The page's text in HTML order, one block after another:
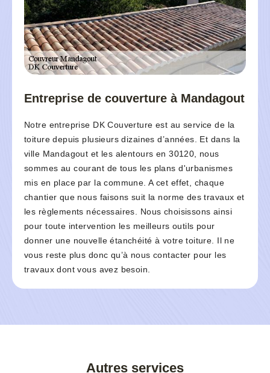
Entreprise de couverture à Mandagout
Notre entreprise DK Couverture est au service de la
toiture depuis plusieurs dizaines d’années. Et dans la
ville Mandagout et les alentours en 30120, nous
sommes au courant de tous les plans d'urbanismes
mis en place par la commune. A cet effet, chaque
chantier que nous faisons suit la norme des travaux et
les règlements nécessaires. Nous choisissons ainsi
pour toute intervention les meilleurs outils pour
donner une nouvelle étanchéité à votre toiture. Il ne
vous reste plus donc qu’à nous contacter pour les
travaux dont vous avez besoin.
Autres services